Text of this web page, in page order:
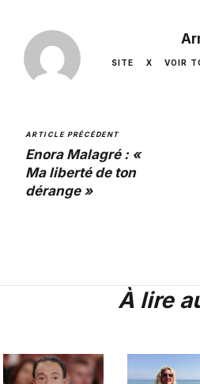
SITE X VOIR
ARTICLE PRÉCÉDENT
Enora Malagré : «
Ma liberté de ton
dérange »
À lire